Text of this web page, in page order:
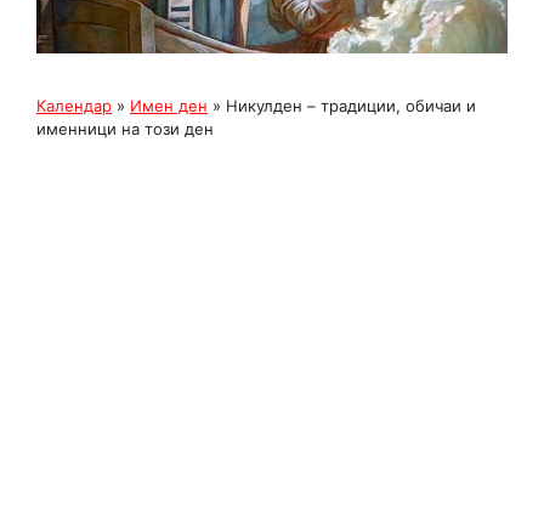
Календар » Имен ден » Никулден – традиции, обичаи и
именници на този ден